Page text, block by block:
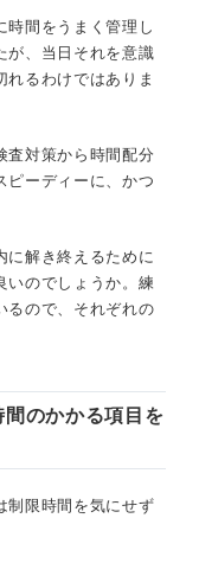
時間をうまく管理し
が、当日それを意識
れるわけではありま
査対策から時間配分
ピーディーに、かつ
に解き終えるために
いのでしょうか。練
るので、それぞれの
のかかる項目を
制限時間を気にせず